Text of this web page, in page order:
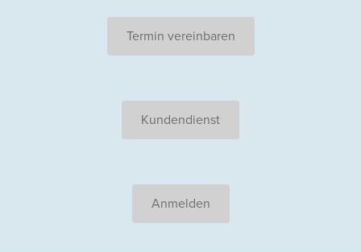
Termin vereinbaren
Kundendienst
Anmelden